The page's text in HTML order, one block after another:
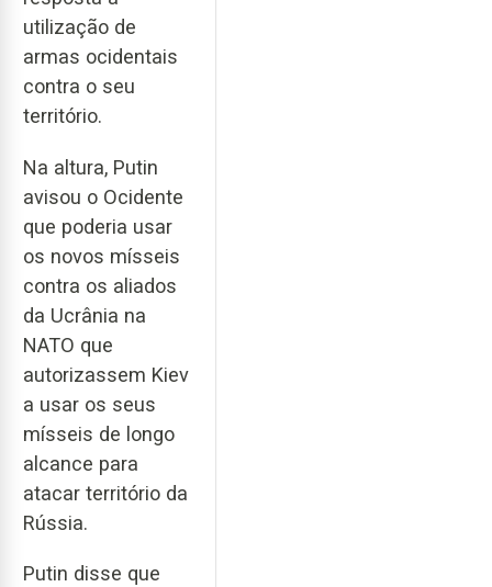
utilização de
armas ocidentais
contra o seu
território.
Na altura, Putin
avisou o Ocidente
que poderia usar
os novos mísseis
contra os aliados
da Ucrânia na
NATO que
autorizassem Kiev
a usar os seus
mísseis de longo
alcance para
atacar território da
Rússia.
Putin disse que